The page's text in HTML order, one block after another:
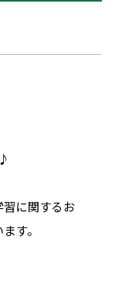
習に関するお
す。